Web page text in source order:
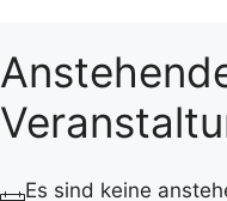
Es sind keine